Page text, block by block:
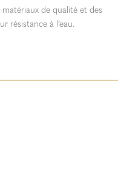
de qualité et des
résistance à l’eau.